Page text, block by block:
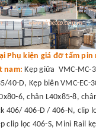
Phụ kiện giá đỡ tấm
nam:Kẹp giữa VMC-MC-
40-D, Kẹp biên VMC-EC-
6, chân L40x85-8,
406/ 406-D / 406-N, clip
clip lọc 406-S, Mini Rail